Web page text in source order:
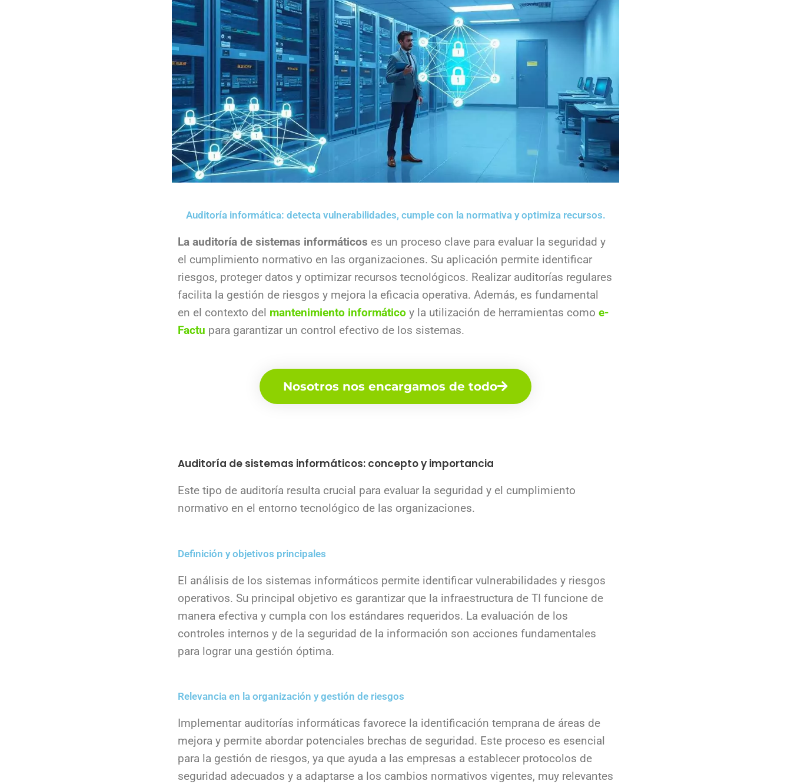
Auditoría informática: detecta vulnerabilidades, cumple con la normativa y optimiza recursos.
La auditoría de sistemas informáticos es un proceso clave para evaluar la seguridad y
el cumplimiento normativo en las organizaciones. Su aplicación permite identificar
riesgos, proteger datos y optimizar recursos tecnológicos. Realizar auditorías regulares
facilita la gestión de riesgos y mejora la eficacia operativa. Además, es fundamental
en el contexto del mantenimiento informático y la utilización de herramientas como e-
Factu para garantizar un control efectivo de los sistemas.
Nosotros nos encargamos de todo
Auditoría de sistemas informáticos: concepto y importancia
Este tipo de auditoría resulta crucial para evaluar la seguridad y el cumplimiento
normativo en el entorno tecnológico de las organizaciones.
Definición y objetivos principales
El análisis de los sistemas informáticos permite identificar vulnerabilidades y riesgos
operativos. Su principal objetivo es garantizar que la infraestructura de TI funcione de
manera efectiva y cumpla con los estándares requeridos. La evaluación de los
controles internos y de la seguridad de la información son acciones fundamentales
para lograr una gestión óptima.
Relevancia en la organización y gestión de riesgos
Implementar auditorías informáticas favorece la identificación temprana de áreas de
mejora y permite abordar potenciales brechas de seguridad. Este proceso es esencial
para la gestión de riesgos, ya que ayuda a las empresas a establecer protocolos de
seguridad adecuados y a adaptarse a los cambios normativos vigentes, muy relevantes